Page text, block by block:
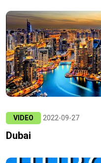
VIDEO 2022-09-27
Dubai